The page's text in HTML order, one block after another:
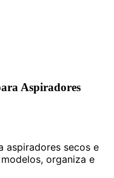
Aspiradores
aspiradores secos e
organiza e